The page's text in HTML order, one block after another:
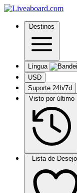
Destinos
Língua
USD
Suporte 24h/7d
Visto por último
Lista de